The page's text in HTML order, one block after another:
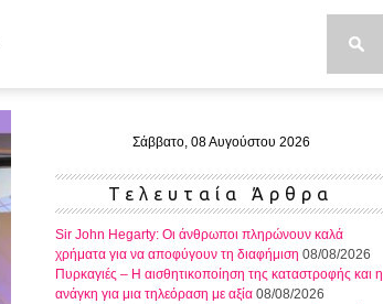
Σάββατο, 08 Αυγούστου 2026
Τελευταία Άρθρα
Sir John Hegarty: Οι άνθρωποι πληρώνουν καλά
χρήματα για να αποφύγουν τη διαφήμιση 08/08/2026
Πυρκαγιές – Η αισθητικοποίηση της καταστροφής και η
ανάγκη για μια τηλεόραση με αξία 08/08/2026